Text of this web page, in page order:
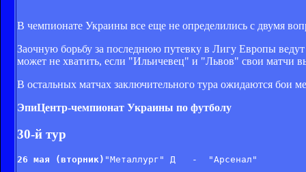
В чемпионате Украины все еще не определились с двумя
Заочную борьбу за последнюю путевку в Лигу Европы
может не хватить, если "Ильичевец" и "Львов" свои матчи
В остальных матчах заключительного тура ожидаются бои
ЭпиЦентр-чемпионат Украины по футболу
30-й тур
26 мая (вторник)